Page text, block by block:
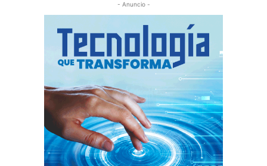
- Anuncio -